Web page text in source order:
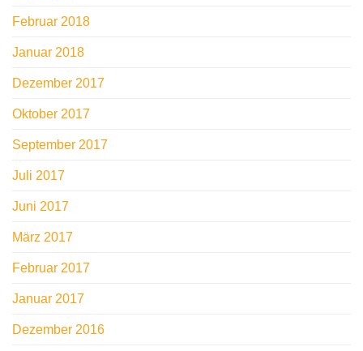
Februar 2018
Januar 2018
Dezember 2017
Oktober 2017
September 2017
Juli 2017
Juni 2017
März 2017
Februar 2017
Januar 2017
Dezember 2016